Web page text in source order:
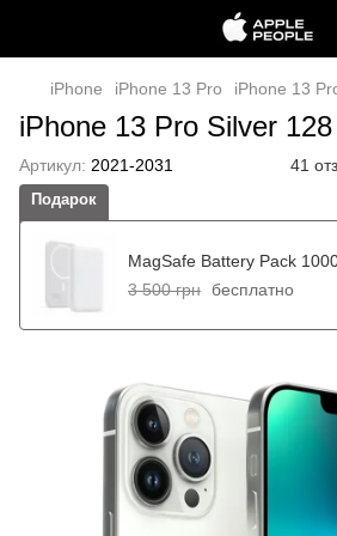
iPhone iPhone 13 Pro iPhone 13
iPhone 13 Pro Silver
Артикул: 2021-2031 41
Подарок
MagSafe Battery Pack
3 500 грн бесплатно